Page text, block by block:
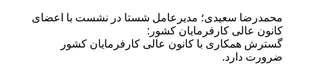
محمدرضا سعیدی؛ مدیرعامل شستا در نشست با اعضای
کانون عالی کارفرمایان کشور:
گسترش همکاری با کانون عالی کارفرمایان کشور
ضرورت دارد.